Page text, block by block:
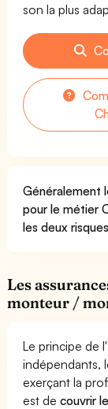
son la plus
Généralement
pour le métier
les deux
Les
monteur /
Le principe de
indépendants,
exerçant la
est decouvrir